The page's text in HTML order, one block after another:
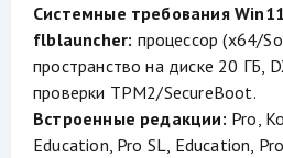
Системные требования
flblauncher: процессор (x64/
пространство на диске 20 ГБ,
проверки TPM2/SecureBoot.
Встроенные редакции: Pro,
Education, Pro SL, Education,